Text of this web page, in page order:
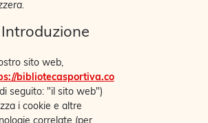
Introduzione
sito web,
bibliotecasportiva.co
seguito: "il sito web")
i cookie e altre